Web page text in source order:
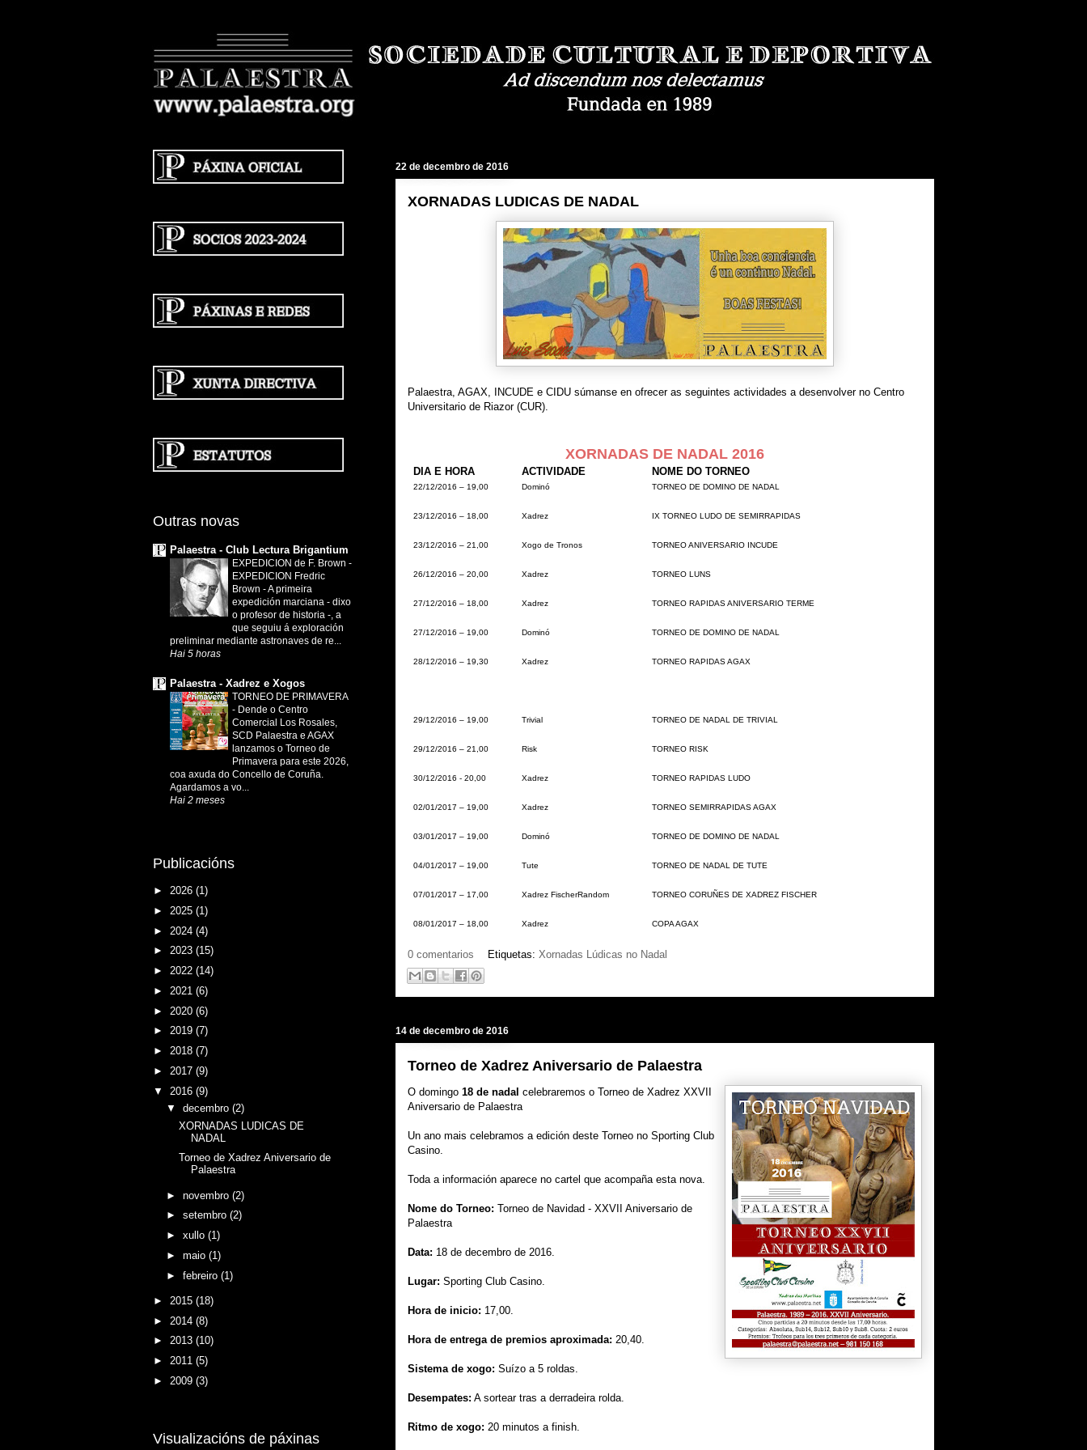
22 de decembro de 2016
XORNADAS LUDICAS DE NADAL
Palaestra, AGAX, INCUDE e CIDU súmanse en ofrecer as seguintes actividades a desenvolver no Centro
Universitario de Riazor (CUR).
XORNADAS DE NADAL 2016
DIA E HORA ACTIVIDADE NOME DO TORNEO
22/12/2016 – 19,00 Dominó TORNEO DE DOMINO DE NADAL
23/12/2016 – 18,00 Xadrez IX TORNEO LUDO DE SEMIRRAPIDAS
23/12/2016 – 21,00 Xogo de Tronos TORNEO ANIVERSARIO INCUDE
26/12/2016 – 20,00 Xadrez TORNEO LUNS
27/12/2016 – 18,00 Xadrez TORNEO RAPIDAS ANIVERSARIO TERME
27/12/2016 – 19,00 Dominó TORNEO DE DOMINO DE NADAL
28/12/2016 – 19,30 Xadrez TORNEO RAPIDAS AGAX
29/12/2016 – 19,00 Trivial TORNEO DE NADAL DE TRIVIAL
29/12/2016 – 21,00 Risk TORNEO RISK
30/12/2016 - 20,00 Xadrez TORNEO RAPIDAS LUDO
02/01/2017 – 19,00 Xadrez TORNEO SEMIRRAPIDAS AGAX
03/01/2017 – 19,00 Dominó TORNEO DE DOMINO DE NADAL
04/01/2017 – 19,00 Tute TORNEO DE NADAL DE TUTE
07/01/2017 – 17,00 Xadrez FischerRandom TORNEO CORUÑES DE XADREZ FISCHER
08/01/2017 – 18,00 Xadrez COPA AGAX
0 comentarios Etiquetas: Xornadas Lúdicas no Nadal
14 de decembro de 2016
Torneo de Xadrez Aniversario de Palaestra
O domingo 18 de nadal celebraremos o Torneo de Xadrez XXVII
Aniversario de Palaestra
Un ano mais celebramos a edición deste Torneo no Sporting Club
Casino.
Toda a información aparece no cartel que acompaña esta nova.
Nome do Torneo: Torneo de Navidad - XXVII Aniversario de
Palaestra
Data: 18 de decembro de 2016.
Lugar: Sporting Club Casino.
Hora de inicio: 17,00.
Hora de entrega de premios aproximada: 20,40.
Sistema de xogo: Suízo a 5 roldas.
Desempates: A sortear tras a derradeira rolda.
Ritmo de xogo: 20 minutos a finish.
Outras novas
Palaestra - Club Lectura Brigantium
EXPEDICION de F. Brown -
EXPEDICION Fredric
Brown - A primeira
expedición marciana - dixo
o profesor de historia -, a
que seguiu á exploración
preliminar mediante astronaves de re...
Hai 5 horas
Palaestra - Xadrez e Xogos
TORNEO DE PRIMAVERA
- Dende o Centro
Comercial Los Rosales,
SCD Palaestra e AGAX
lanzamos o Torneo de
Primavera para este 2026,
coa axuda do Concello de Coruña.
Agardamos a vo...
Hai 2 meses
Publicacións
► 2026 (1)
► 2025 (1)
► 2024 (4)
► 2023 (15)
► 2022 (14)
► 2021 (6)
► 2020 (6)
► 2019 (7)
► 2018 (7)
► 2017 (9)
▼ 2016 (9)
▼ decembro (2)
XORNADAS LUDICAS DE
NADAL
Torneo de Xadrez Aniversario de
Palaestra
► novembro (2)
► setembro (2)
► xullo (1)
► maio (1)
► febreiro (1)
► 2015 (18)
► 2014 (8)
► 2013 (10)
► 2011 (5)
► 2009 (3)
Visualizacións de páxinas